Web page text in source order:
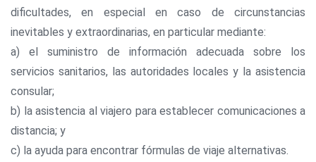
dificultades, en especial en caso de circunstancias
inevitables y extraordinarias, en particular mediante:
a) el suministro de información adecuada sobre los
servicios sanitarios, las autoridades locales y la asistencia
consular;
b) la asistencia al viajero para establecer comunicaciones a
distancia; y
c) la ayuda para encontrar fórmulas de viaje alternativas.